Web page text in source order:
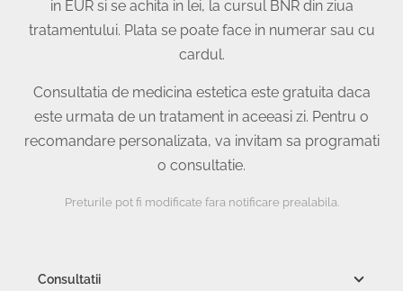
in EUR si se achita in lei, la cursul BNR din ziua
tratamentului. Plata se poate face in numerar sau cu
cardul.
Consultatia de medicina estetica este gratuita daca
este urmata de un tratament in aceeasi zi. Pentru o
recomandare personalizata, va invitam sa programati
o consultatie.
Preturile pot fi modificate fara notificare prealabila.
Consultatii